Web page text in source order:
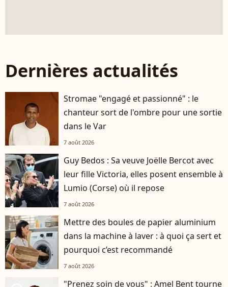
Dernières actualités
Stromae "engagé et passionné" : le
chanteur sort de l'ombre pour une sortie
dans le Var
7 août 2026
Guy Bedos : Sa veuve Joëlle Bercot avec
leur fille Victoria, elles posent ensemble à
Lumio (Corse) où il repose
7 août 2026
Mettre des boules de papier aluminium
dans la machine à laver : à quoi ça sert et
pourquoi c’est recommandé
7 août 2026
"Prenez soin de vous" : Amel Bent tourne